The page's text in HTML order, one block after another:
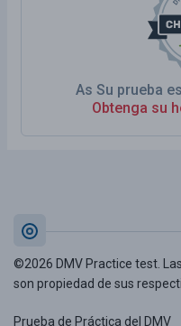
As Su prueba
Obtenga su
©2026 DMV Practice test.
son propiedad de sus
Prueba de Práctica del DMV